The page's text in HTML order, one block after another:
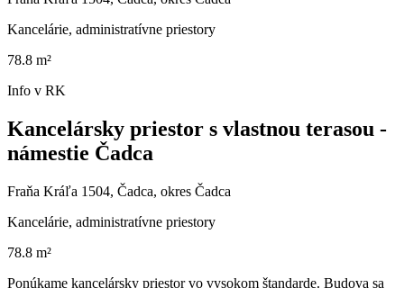
Kancelárie, administratívne priestory
78.8 m²
Info v RK
Kancelársky priestor s vlastnou terasou -
námestie Čadca
Fraňa Kráľa 1504, Čadca, okres Čadca
Kancelárie, administratívne priestory
78.8 m²
Ponúkame kancelársky priestor vo vysokom štandarde. Budova sa